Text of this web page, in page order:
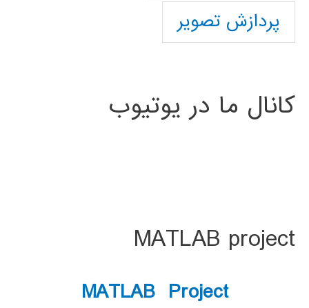
پردازش تصویر
کانال ما در یوتیوب
MATLAB project
MATLAB Project